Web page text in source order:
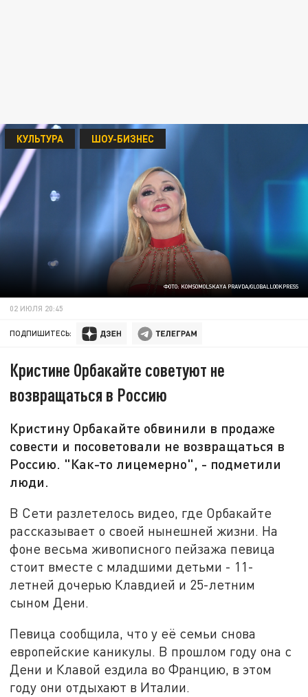
ФОТО: KOMSOMOLSKAYA PRAVDA/GLOBALLOOKPRESS
КУЛЬТУРА ШОУ-БИЗНЕС
02 ИЮЛЯ 20:45
ПОДПИШИТЕСЬ:
Кристине Орбакайте советуют не
возвращаться в Россию
Кристину Орбакайте обвинили в продаже
совести и посоветовали не возвращаться в
Россию. "Как-то лицемерно", - подметили
люди.
В Сети разлетелось видео, где Орбакайте
рассказывает о своей нынешней жизни. На
фоне весьма живописного пейзажа певица
стоит вместе с младшими детьми - 11-
летней дочерью Клавдией и 25-летним
сыном Дени.
Певица сообщила, что у её семьи снова
европейские каникулы. В прошлом году она с
Дени и Клавой ездила во Францию, в этом
году они отдыхают в Италии.